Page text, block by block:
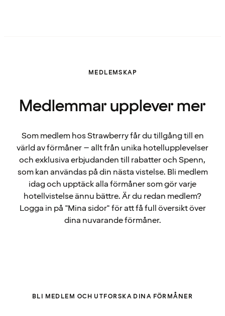
MEDLEMSKAP
Medlemmar upplever mer
Som medlem hos Strawberry får du tillgång till en
värld av förmåner – allt från unika hotellupplevelser
och exklusiva erbjudanden till rabatter och Spenn,
som kan användas på din nästa vistelse. Bli medlem
idag och upptäck alla förmåner som gör varje
hotellvistelse ännu bättre. Är du redan medlem?
Logga in på "Mina sidor" för att få full översikt över
dina nuvarande förmåner.
BLI MEDLEM OCH UTFORSKA DINA FÖRMÅNER